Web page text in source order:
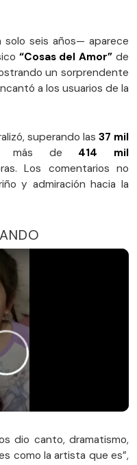
seis años— aparece
“Cosas del Amor” de
un sorprendente
a los usuarios de la
superando las 37 mil
más de 414 mil
Los comentarios no
y admiración hacia la
dio canto, dramatismo,
como la artista que es”,